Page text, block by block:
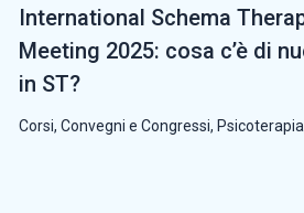
International Schema
Meeting 2025: cosa c’è di
in ST?
Corsi, Convegni e Congressi, Psicoterapia